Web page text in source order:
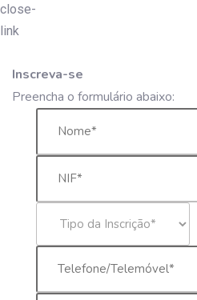
Inscreva-se
Preencha o formulário abaixo: